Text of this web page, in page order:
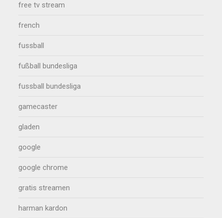
free tv stream
french
fussball
fußball bundesliga
fussball bundesliga
gamecaster
gladen
google
google chrome
gratis streamen
harman kardon